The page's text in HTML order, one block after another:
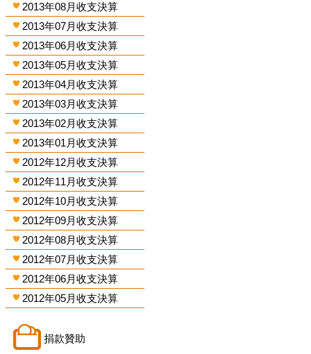
2013年08月收支決算
2013年07月收支決算
2013年06月收支決算
2013年05月收支決算
2013年04月收支決算
2013年03月收支決算
2013年02月收支決算
2013年01月收支決算
2012年12月收支決算
2012年11月收支決算
2012年10月收支決算
2012年09月收支決算
2012年08月收支決算
2012年07月收支決算
2012年06月收支決算
2012年05月收支決算
捐款贊助